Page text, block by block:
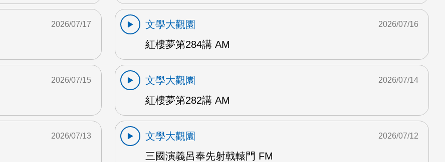
2026/07/17
文學大觀園
紅樓夢第284講 AM
2026/07/16
2026/07/15
文學大觀園
紅樓夢第282講 AM
2026/07/14
2026/07/13
文學大觀園
三國演義呂奉先射戟轅門 FM
2026/07/12